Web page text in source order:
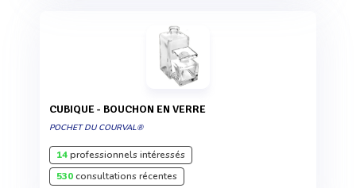
CUBIQUE - BOUCHON EN VERRE
POCHET DU COURVAL®
14professionnels intéressés
530consultations récentes